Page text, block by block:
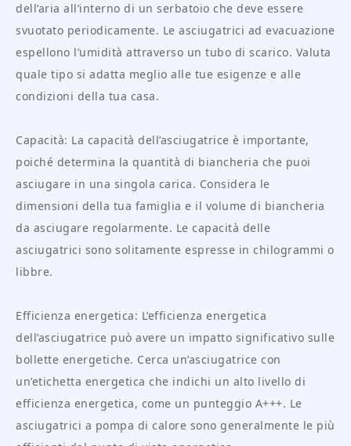
dell’aria all’interno di un serbatoio che deve essere
svuotato periodicamente. Le asciugatrici ad evacuazione
espellono l’umidità attraverso un tubo di scarico. Valuta
quale tipo si adatta meglio alle tue esigenze e alle
condizioni della tua casa.
Capacità: La capacità dell’asciugatrice è importante,
poiché determina la quantità di biancheria che puoi
asciugare in una singola carica. Considera le
dimensioni della tua famiglia e il volume di biancheria
da asciugare regolarmente. Le capacità delle
asciugatrici sono solitamente espresse in chilogrammi o
libbre.
Efficienza energetica: L’efficienza energetica
dell’asciugatrice può avere un impatto significativo sulle
bollette energetiche. Cerca un’asciugatrice con
un’etichetta energetica che indichi un alto livello di
efficienza energetica, come un punteggio A+++. Le
asciugatrici a pompa di calore sono generalmente le più